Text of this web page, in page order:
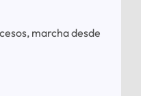
marcha desde